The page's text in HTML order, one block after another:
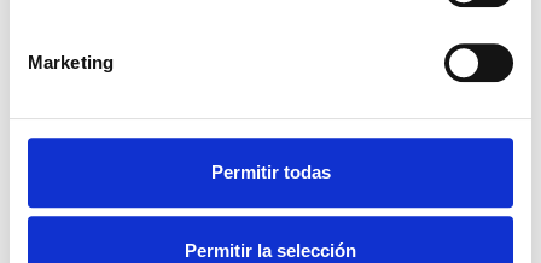
Marketing
Permitir todas
Permitir la selección
VASELINA LIQUIDA DENSA EP